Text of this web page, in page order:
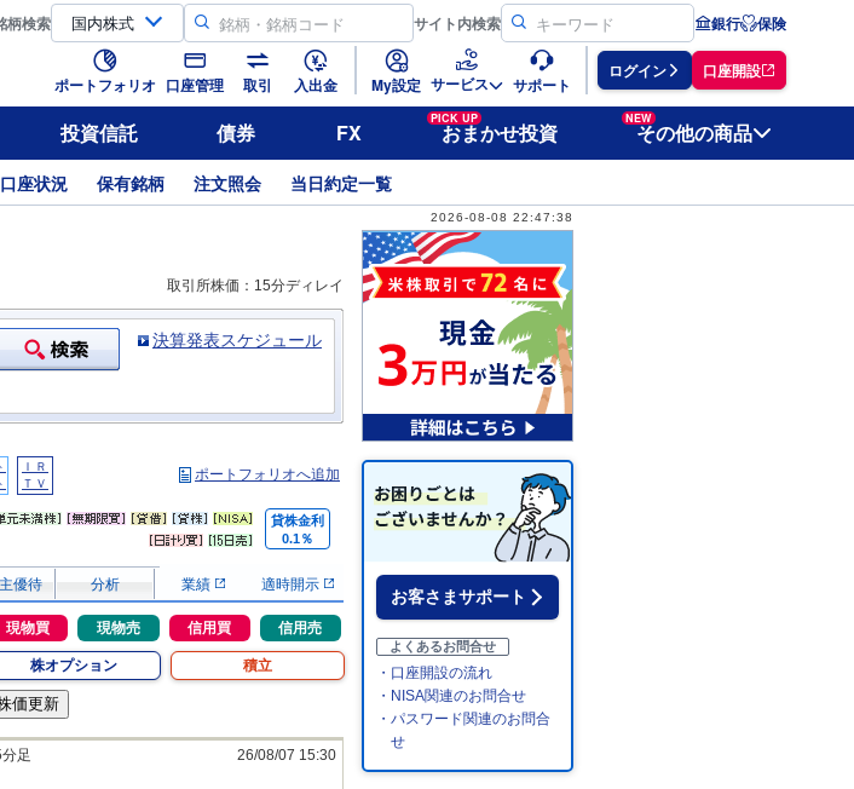
柄検索 サイト内検索 銀行 保険
ポートフォリオ 口座管理 取引 入出金 My設定 サービス サポート
ログイン 口座開設
投資信託 債券 FX
PICK UP
おまかせ投資
NEW
その他の商品
口座状況 保有銘柄 注文照会 当日約定一覧
2026-08-08 22:47:38
取引所株価：15分ディレイ
決算発表スケジュール
ＩＲ
ＴＶ
ポートフォリオへ追加
貸株金利
0.1％
優待 分析 業績 適時開示
現物買 現物売 信用買 信用売
株オプション 積立
足 26/08/07 15:30
お客さまサポート
よくあるお問合せ
・口座開設の流れ
・NISA関連のお問合せ
・パスワード関連のお問合
せ